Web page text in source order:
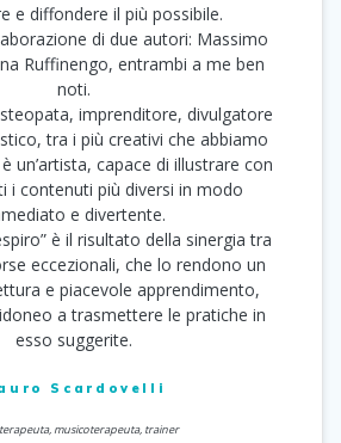
e diffondere il più possibile.
di due autori: Massimo
Ruffinengo, entrambi a me ben
noti.
imprenditore, divulgatore
tra i più creativi che abbiamo
un’artista, capace di illustrare con
i contenuti più diversi in modo
e divertente.
è il risultato della sinergia tra
eccezionali, che lo rendono un
e piacevole apprendimento,
a trasmettere le pratiche in
esso suggerite.
Scardovelli
musicoterapeuta, trainer